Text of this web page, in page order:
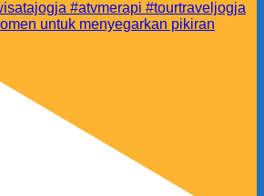
untuk menyegarkan pikiran